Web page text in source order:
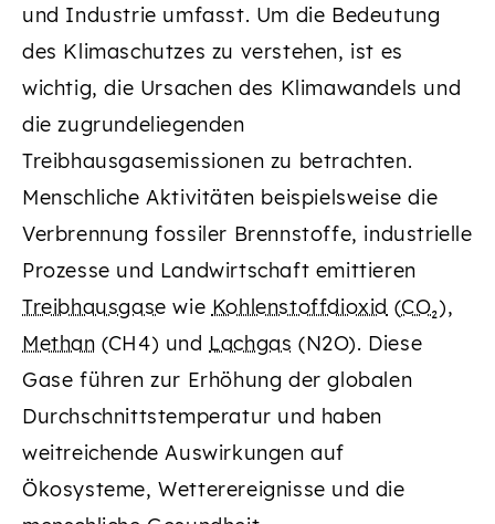
und Industrie umfasst. Um die Bedeutung
des Klimaschutzes zu verstehen, ist es
wichtig, die Ursachen des Klimawandels und
die zugrundeliegenden
Treibhausgasemissionen zu betrachten.
Menschliche Aktivitäten beispielsweise die
Verbrennung fossiler Brennstoffe, industrielle
Prozesse und Landwirtschaft emittieren
Treibhausgase wie Kohlenstoffdioxid (CO₂),
Methan (CH4) und Lachgas (N2O). Diese
Gase führen zur Erhöhung der globalen
Durchschnittstemperatur und haben
weitreichende Auswirkungen auf
Ökosysteme, Wetterereignisse und die